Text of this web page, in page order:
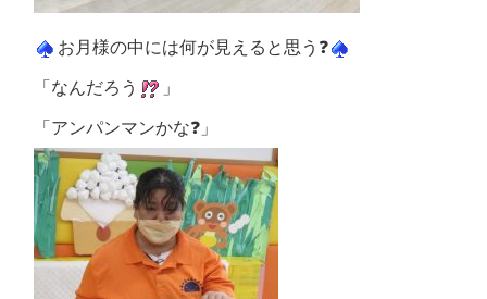
お月様の中には何が見えると思う❓
「なんだろう 」
「アンパンマンかな❓」